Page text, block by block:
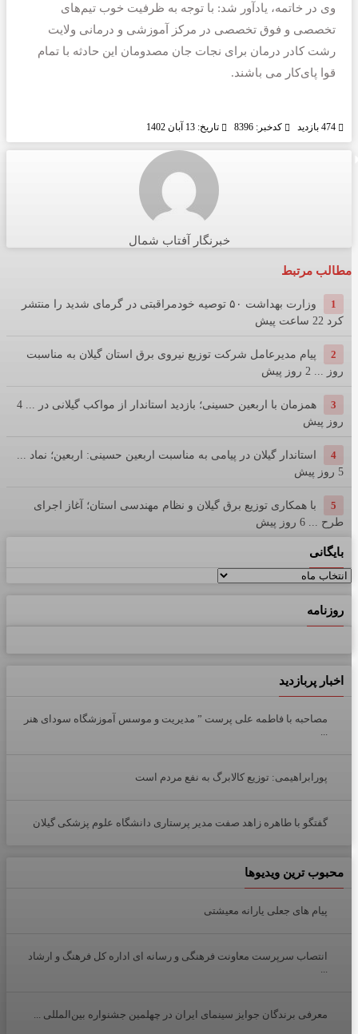
وی در خاتمه، یادآور شد: با توجه به ظرفیت‌ خوب تیم‌های
تخصصی و فوق تخصصی در مرکز آموزشی و درمانی ولایت
رشت کادر درمان برای نجات جان مصدومان این حادثه با تمام
قوا پای‌کار می باشند.
474 بازدید کدخبر: 8396 تاریخ: 13 آبان 1402
خبرنگار آفتاب شمال
مطالب مرتبط
وزارت بهداشت ۵۰ توصیه خودمراقبتی در گرمای شدید را منتشر
کرد22 ساعت پیش
پیام مدیرعامل شركت توزیع نیروی برق استان گیلان به مناسبت
روز ...2 روز پیش
همزمان با اربعین حسینی؛ بازدید استاندار از مواکب گیلانی در ...
روز پیش
استاندار گیلان در پیامی به مناسبت اربعین حسینی: اربعین؛ نماد ...
با همکاری توزیع برق گیلان و نظام مهندسی استان؛ آغاز اجرای
طرح ...6 روز پیش
بایگانی
بایگانی
روزنامه
اخبار پربازدید
مصاحبه با فاطمه علی پرست ” مدیریت و موسس آموزشگاه سودای هنر
پورابراهیمی: توزیع کالابرگ به نفع مردم است
گفتگو با طاهره زاهد صفت مدیر پرستاری دانشگاه علوم پزشکی گیلان
محبوب ترین ویدیوها
پیام های جعلی یارانه معیشتی
انتصاب سرپرست معاونت فرهنگی و رسانه ای اداره کل فرهنگ و ارشاد
معرفی برندگان جوایز سینمای ایران در چهلمین جشنواره بین‌المللی ...